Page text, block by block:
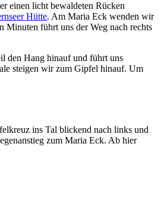
einen licht bewaldeten Rücken
Hütte. Am Maria Eck wenden wir
Minuten führt uns der Weg nach rechts
den Hang hinauf und führt uns
steigen wir zum Gipfel hinauf. Um
ins Tal blickend nach links und
zum Maria Eck. Ab hier